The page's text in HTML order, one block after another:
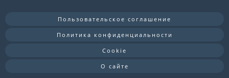
Пользовательское соглашение
Политика конфиденциальности
Cookie
О сайте